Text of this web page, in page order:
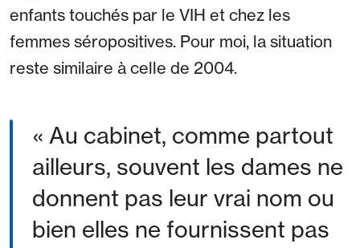
enfants touchés par le VIH et chez les
femmes séropositives. Pour moi, la situation
reste similaire à celle de 2004.
« Au cabinet, comme partout
ailleurs, souvent les dames ne
donnent pas leur vrai nom ou
bien elles ne fournissent pas